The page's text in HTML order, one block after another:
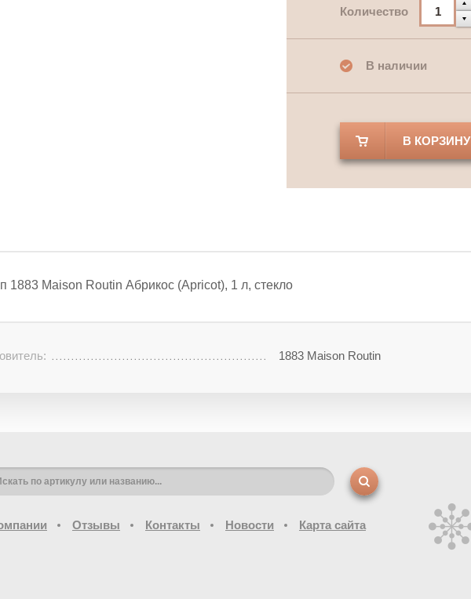
Количество
В наличии
В КОРЗИНУ
1883 Maison Routin Абрикос (Apricot), 1 л, стекло
1883 Maison Routin
Отзывы Контакты Новости Карта сайта